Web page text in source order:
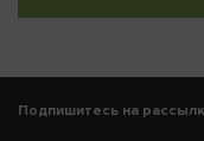
Подпишитесь на